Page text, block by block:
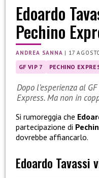
Edoardo
Pechino
ANDREA SANNA | 17
GF VIP 7 PECHINO
Dopo l’esperienza al
Express. Ma non in
Si rumoreggia che
partecipazione di
dovrebbe affiancarlo.
Edoardo Tavassi